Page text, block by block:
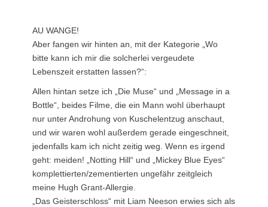
AU WANGE!
Aber fangen wir hinten an, mit der Kategorie „Wo
bitte kann ich mir die solcherlei vergeudete
Lebenszeit erstatten lassen?“:
Allen hintan setze ich „Die Muse“ und „Message in a
Bottle“, beides Filme, die ein Mann wohl überhaupt
nur unter Androhung von Kuschelentzug anschaut,
und wir waren wohl außerdem gerade eingeschneit,
jedenfalls kam ich nicht zeitig weg. Wenn es irgend
geht: meiden! „Notting Hill“ und „Mickey Blue Eyes“
komplettierten/zementierten ungefähr zeitgleich
meine Hugh Grant-Allergie.
„Das Geisterschloss“ mit Liam Neeson erwies sich als